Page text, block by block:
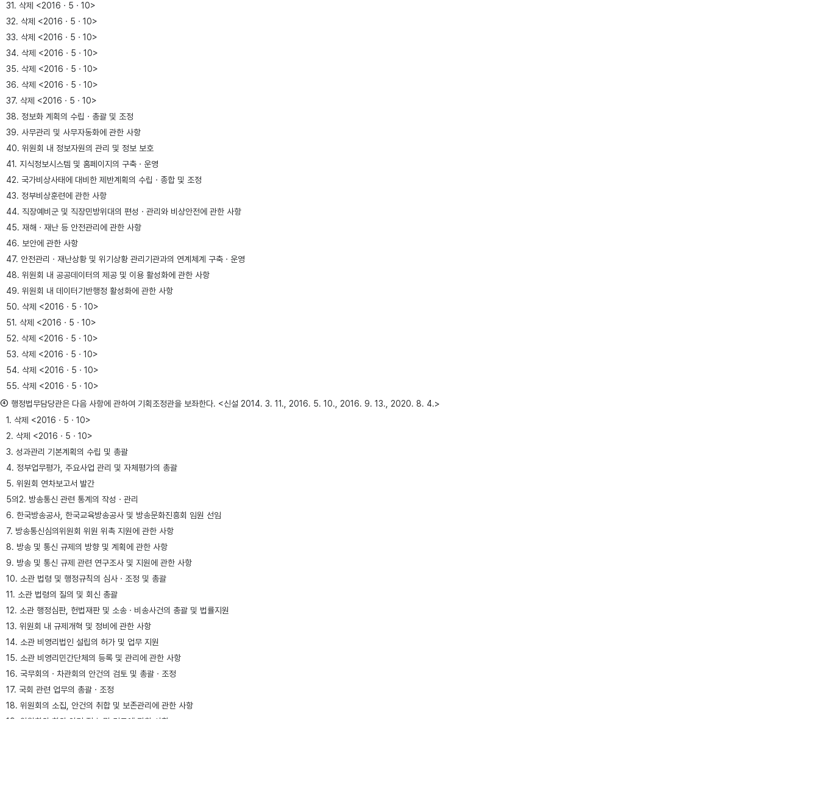
31. 삭제 <2016ㆍ5ㆍ10>
32. 삭제 <2016ㆍ5ㆍ10>
33. 삭제 <2016ㆍ5ㆍ10>
34. 삭제 <2016ㆍ5ㆍ10>
35. 삭제 <2016ㆍ5ㆍ10>
36. 삭제 <2016ㆍ5ㆍ10>
37. 삭제 <2016ㆍ5ㆍ10>
38. 정보화 계획의 수립ㆍ총괄 및 조정
39. 사무관리 및 사무자동화에 관한 사항
40. 위원회 내 정보자원의 관리 및 정보 보호
41. 지식정보시스템 및 홈페이지의 구축ㆍ운영
42. 국가비상사태에 대비한 제반계획의 수립ㆍ종합 및 조정
43. 정부비상훈련에 관한 사항
44. 직장예비군 및 직장민방위대의 편성ㆍ관리와 비상안전에 관한 사항
45. 재해ㆍ재난 등 안전관리에 관한 사항
46. 보안에 관한 사항
47. 안전관리ㆍ재난상황 및 위기상황 관리기관과의 연계체계 구축ㆍ운영
48. 위원회 내 공공데이터의 제공 및 이용 활성화에 관한 사항
49. 위원회 내 데이터기반행정 활성화에 관한 사항
50. 삭제 <2016ㆍ5ㆍ10>
51. 삭제 <2016ㆍ5ㆍ10>
52. 삭제 <2016ㆍ5ㆍ10>
53. 삭제 <2016ㆍ5ㆍ10>
54. 삭제 <2016ㆍ5ㆍ10>
55. 삭제 <2016ㆍ5ㆍ10>
④ 행정법무담당관은 다음 사항에 관하여 기획조정관을 보좌한다. <신설 2014. 3. 11., 2016. 5. 10., 2016. 9. 13., 2020. 8. 4.>
1. 삭제 <2016ㆍ5ㆍ10>
2. 삭제 <2016ㆍ5ㆍ10>
3. 성과관리 기본계획의 수립 및 총괄
4. 정부업무평가, 주요사업 관리 및 자체평가의 총괄
5. 위원회 연차보고서 발간
5의2. 방송통신 관련 통계의 작성ㆍ관리
6. 한국방송공사, 한국교육방송공사 및 방송문화진흥회 임원 선임
7. 방송통신심의위원회 위원 위촉 지원에 관한 사항
8. 방송 및 통신 규제의 방향 및 계획에 관한 사항
9. 방송 및 통신 규제 관련 연구조사 및 지원에 관한 사항
10. 소관 법령 및 행정규칙의 심사ㆍ조정 및 총괄
11. 소관 법령의 질의 및 회신 총괄
12. 소관 행정심판, 헌법재판 및 소송ㆍ비송사건의 총괄 및 법률지원
13. 위원회 내 규제개혁 및 정비에 관한 사항
14. 소관 비영리법인 설립의 허가 및 업무 지원
15. 소관 비영리민간단체의 등록 및 관리에 관한 사항
16. 국무회의ㆍ차관회의 안건의 검토 및 총괄ㆍ조정
17. 국회 관련 업무의 총괄ㆍ조정
18. 위원회의 소집, 안건의 취합 및 보존관리에 관한 사항
19. 위원회의 회의 안건 접수 및 검토에 관한 사항